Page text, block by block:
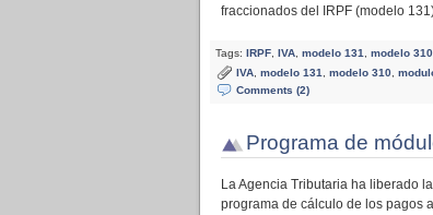
fraccionados del IRPF (modelo
Tags: IRPF IVA modelo 131
modelo 310
IVA modelo 131 modelo 310
Comments (2)
Programa de
La Agencia Tributaria ha liberado
programa de cálculo de los pagos